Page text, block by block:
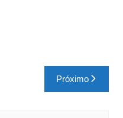
Próximo